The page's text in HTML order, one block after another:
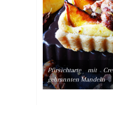
Pfirsichtarte mit
gebrannten Mandeln